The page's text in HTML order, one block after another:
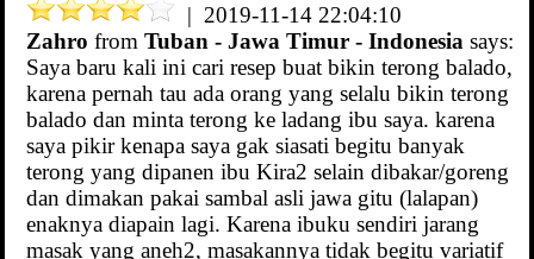
| 2019-11-14 22:04:10
Zahro from Tuban - Jawa Timur - Indonesia says:
Saya baru kali ini cari resep buat bikin terong balado,
karena pernah tau ada orang yang selalu bikin terong
balado dan minta terong ke ladang ibu saya. karena
saya pikir kenapa saya gak siasati begitu banyak
terong yang dipanen ibu Kira2 selain dibakar/goreng
dan dimakan pakai sambal asli jawa gitu (lalapan)
enaknya diapain lagi. Karena ibuku sendiri jarang
masak yang aneh2, masakannya tidak begitu variatif